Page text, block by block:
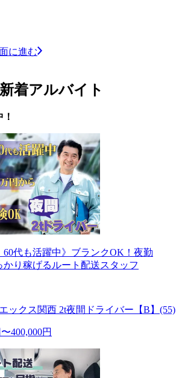
に進む
着アルバイト
60代も活躍中》ブランクOK！夜勤
かり稼げるルート配送スタッフ
ックス関西 2t夜間ドライバー【B】(55)
400,000円